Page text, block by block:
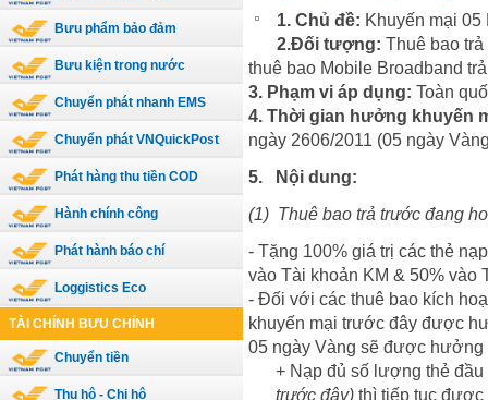
Bưu phẩm bảo đảm
Bưu kiện trong nước
Chuyển phát nhanh EMS
Chuyển phát VNQuickPost
Phát hàng thu tiền COD
Hành chính công
Phát hành báo chí
Loggistics Eco
TÀI CHÍNH BƯU CHÍNH
Chuyển tiền
Thu hộ - Chi hộ
1. Chủ đề: Khuyến mại 05
2.Đối tượng: Thuê bao
thuê bao Mobile Broadband
3. Phạm vi áp dụng: Toàn
4. Thời gian hưởng khuyến
ngày 2606/2011 (05 ngày
5.
Nội dung:
(1) Thuê bao trả trước đang
- Tặng 100% giá trị các thẻ
vào Tài khoản KM & 50% vào
- Đối với các thuê bao kích
khuyến mại trước đây được
05 ngày Vàng sẽ được hưởng
+ Nạp đủ số lượng thẻ
trước đây) thì tiếp tục